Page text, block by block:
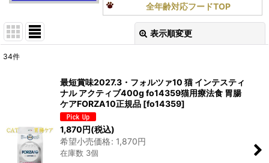
全年齢対応フードTOP
表示順変更
34件
最短賞味2027.3・フォルツァ10 猫 インテスティ
ナル アクティブ400g fo14359猫用療法食 胃腸
ケアFORZA10正規品 [fo14359]
1,870 円(税込)
希望小売価格: 1,870円
在庫数 3個